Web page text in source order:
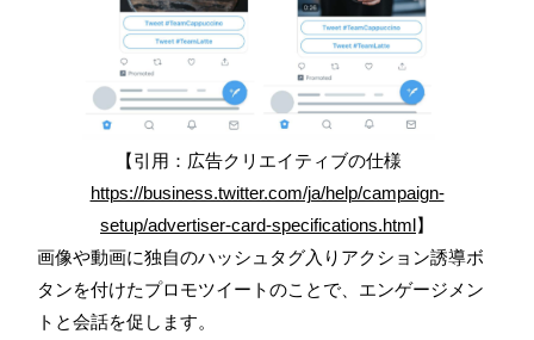
【引用：広告クリエイティブの仕様
https://business.twitter.com/ja/help/campaign-
setup/advertiser-card-specifications.html】
画像や動画に独自のハッシュタグ入りアクション誘導ボ
タンを付けたプロモツイートのことで、エンゲージメン
トと会話を促します。